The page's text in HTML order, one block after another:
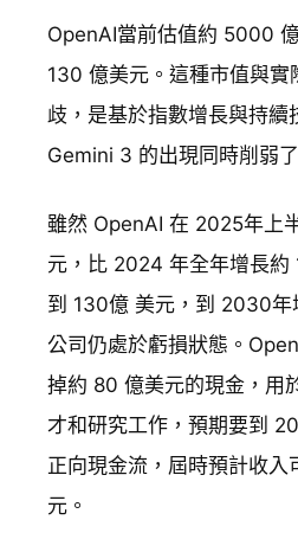
OpenAI當前估值約 5000
130 億美元。這種市值與實
歧，是基於指數增長與持續
Gemini 3 的出現同時削弱
雖然 OpenAI 在 2025年上
元，比 2024 年全年增長約
到 130億 美元，到 2030年
公司仍處於虧損狀態。
掉約 80 億美元的現金，用
才和研究工作，預期要到
正向現金流，屆時預計收
元。